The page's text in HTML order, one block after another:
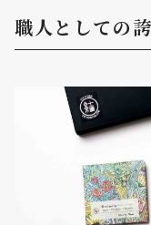
職人としての